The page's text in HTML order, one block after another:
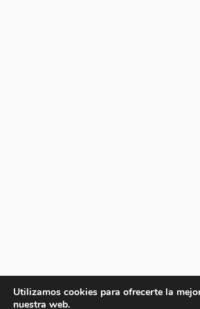
Utilizamos cookies para ofrecerte la
nuestra web.